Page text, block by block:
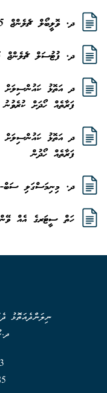
ދ. ވޮލީބޯލް ޗެލެންޖް 2025 ގައި ބައިވެރިވުމަށް ހުޅުވާލުން
ދ. ފުޓުސަލް ޗެލެންޖް 2025 ގައި ބައިވެރިވުމަށް ހުޅުވާލުން
ފަރާތެއް ހޯދަށް
ފަރާތެއް ހޯދުން
ދ. މިނިމަސްގަލި
ހަތް ސީޓަރގެ އެއް
ނިލަންދެއަތޮޅު